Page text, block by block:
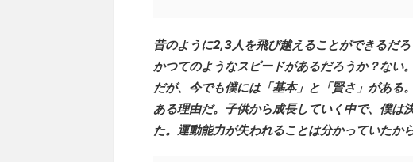
昔のように2,3人を飛び越えることができるだろ
かつてのようなスピードがあるだろうか？ない。
だが、今でも僕には「基本」と「賢さ」がある
ある理由だ。子供から成長していく中で、僕は
た。運動能力が失われることは分かっていたか